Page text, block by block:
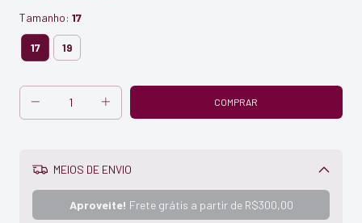
Tamanho: 17
17 19
MEIOS DE ENVIO
Aproveite! Frete grátis a partir de R$300,00